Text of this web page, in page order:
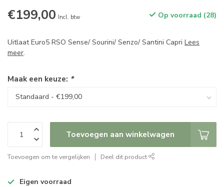
€199,00 Incl. btw Op voorraad (28)
Uitlaat Euro5 RSO Sense/ Sourini/ Senzo/ Santini Capri Lees
meer.
Maak een keuze: *
Toevoegen aan winkelwagen
Toevoegen om te vergelijken Deel dit product
Eigen voorraad